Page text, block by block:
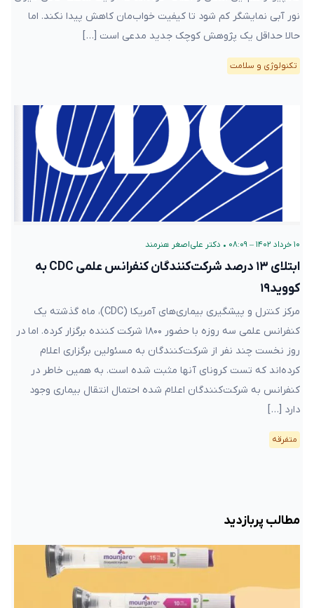
نور آبی نمایشگر کم شود تا کیفیت خواب‌مان کاهش پیدا نکند. اما
حالا حداقل یک پژوهش کوچک جدید مدعی‌ است […]
تکنولوژی و سلامت
۱۰ خرداد ۱۴۰۲ – ۰۸:۰۹ • دکتر علی‌اصغر هنرمند
ابتلای ۱۳ درصد شرکت‌کنندگان کنفرانس علمی CDC به
کووید۱۹
مرکز کنترل و پیشگیری بیماری‌های آمریکا (CDC)، ماه گذشته یک
کنفرانس علمی سه ‌روزه با حضور ۱۸۰۰ شرکت کننده برگزار کرده. اما در
روز نخست چند نفر از شرکت‌کنندگان به مسئولین برگزاری اعلام
کرده‌اند که تست کرونای آنها مثبت شده است. به همین خاطر در
کنفرانس به شرکت‌کنندگان اعلام شده احتمال انتقال بیماری وجود
دارد […]
متفرقه
مطالب پربازدید